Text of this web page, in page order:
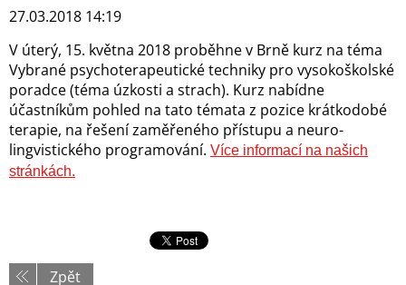
27.03.2018 14:19
V úterý, 15. května 2018 proběhne v Brně kurz na téma
Vybrané psychoterapeutické techniky pro vysokoškolské
poradce (téma úzkosti a strach). Kurz nabídne
účastníkům pohled na tato témata z pozice krátkodobé
terapie, na řešení zaměřeného přístupu a neuro-
lingvistického programování. Více informací na našich
stránkách.
Zpět